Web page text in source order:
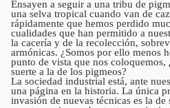
Ensayen a seguir a una tribu de
una selva tropical cuando van de
rápidamente que hemos perdido
cualidades que han permitido a
la cacería y de la recolección,
armónicas. ¿Somos por ello menos
punto de vista que nos coloquemos,
suerte a la de los pigmeos?
La sociedad industrial está, ante
una página en la historia. La única
invasión de nuevas técnicas es la de